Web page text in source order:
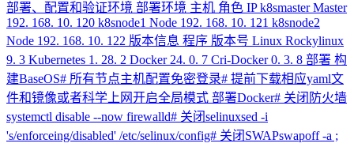
部署、配置和验证环境 部署环境 主机 角色 IP k8smaster Master
192. 168. 10. 120 k8snode1 Node 192. 168. 10. 121 k8snode2
Node 192. 168. 10. 122 版本信息 程序 版本号 Linux Rockylinux
9. 3 Kubernetes 1. 28. 2 Docker 24. 0. 7 Cri-Docker 0. 3. 8 部署 构
建BaseOS# 所有节点主机配置免密登录# 提前下载相应yaml文
件和镜像或者科学上网开启全局模式 部署Docker# 关闭防火墙
systemctl disable --now firewalld# 关闭selinuxsed -i
's/enforceing/disabled' /etc/selinux/config# 关闭SWAPswapoff -a ;